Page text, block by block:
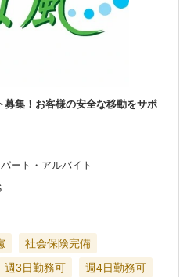
募集！お客様の安全な移動をサポ
ート・アルバイト
社会保険完備
週3日勤務可 週4日勤務可